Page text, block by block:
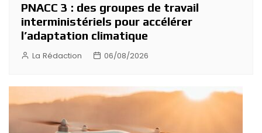
PNACC 3 : des groupes de travail
interministériels pour accélérer
l’adaptation climatique
La Rédaction 06/08/2026